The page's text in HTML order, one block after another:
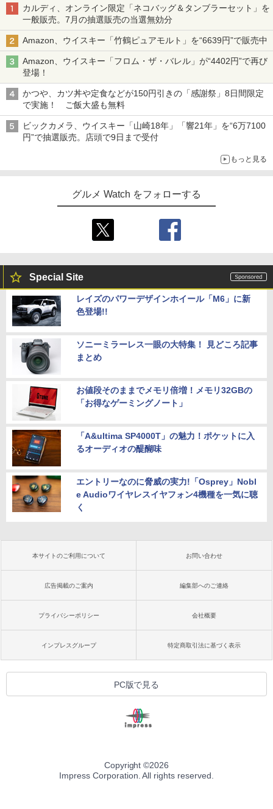
カルディ、オンライン限定「ネコバッグ＆タンブラーセット」を
一般販売。7月の抽選販売の当選無効分
Amazon、ウイスキー「竹鶴ピュアモルト」を“6639円”で販売中
Amazon、ウイスキー「フロム・ザ・バレル」が“4402円”で再び
登場！
かつや、カツ丼や定食などが150円引きの「感謝祭」8日間限定
で実施！ ご飯大盛も無料
ビックカメラ、ウイスキー「山崎18年」「響21年」を“6万7100
円”で抽選販売。店頭で9日まで受付
もっと見る
グルメ Watch をフォローする
Special Site
レイズのパワーデザインホイール「M6」に新
色登場!!
ソニーミラーレス一眼の大特集！ 見どころ記事
まとめ
お値段そのままでメモリ倍増！メモリ32GBの
「お得なゲーミングノート」
「A&ultima SP4000T」の魅力！ポケットに入
るオーディオの醍醐味
エントリーなのに脅威の実力!「Osprey」Nobl
e Audioワイヤレスイヤフォン4機種を一気に聴
く
本サイトのご利用について お問い合わせ
広告掲載のご案内 編集部へのご連絡
プライバシーポリシー 会社概要
インプレスグループ 特定商取引法に基づく表示
PC版で見る
Copyright ©2026
Impress Corporation. All rights reserved.